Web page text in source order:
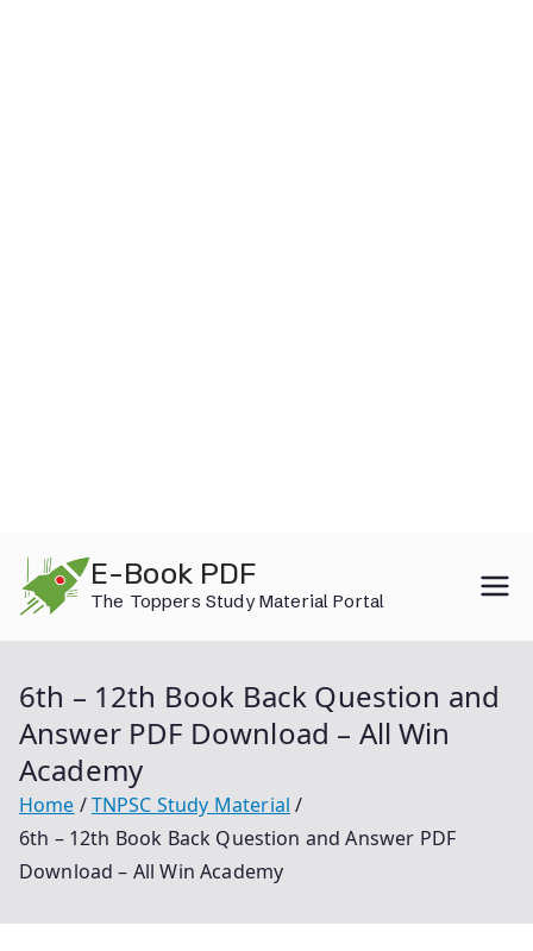
content
E-Book PDF
The Toppers Study Material Portal
6th – 12th Book Back Question and
Answer PDF Download – All Win
Academy
Home
TNPSC Study Material
6th – 12th Book Back Question and Answer PDF
Download – All Win Academy